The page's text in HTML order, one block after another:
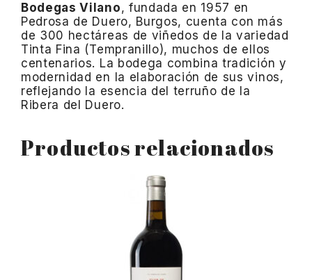
Bodegas Vilano, fundada en 1957 en
Pedrosa de Duero, Burgos, cuenta con más
de 300 hectáreas de viñedos de la variedad
Tinta Fina (Tempranillo), muchos de ellos
centenarios. La bodega combina tradición y
modernidad en la elaboración de sus vinos,
reflejando la esencia del terruño de la
Ribera del Duero.
Productos relacionados